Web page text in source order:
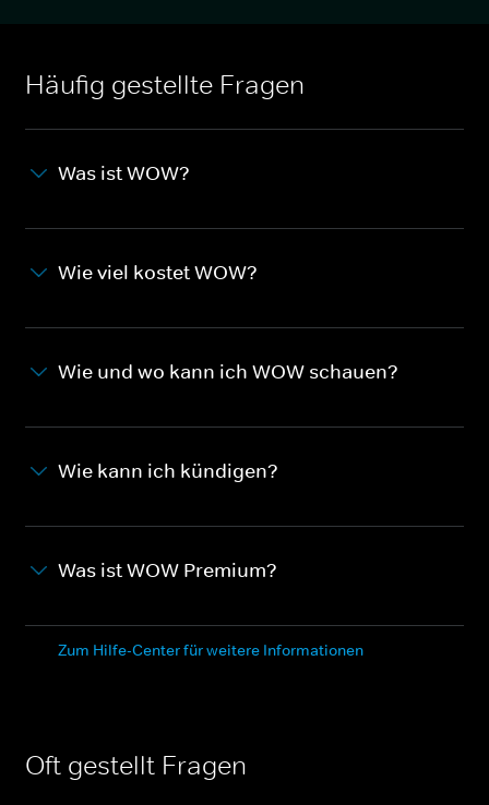
Häufig gestellte Fragen
Was ist WOW?
Wie viel kostet WOW?
Wie und wo kann ich WOW schauen?
Wie kann ich kündigen?
Was ist WOW Premium?
Zum Hilfe-Center für weitere Informationen
Oft gestellt Fragen